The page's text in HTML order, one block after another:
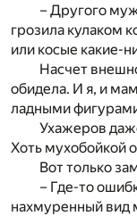
– Другого
грозила кулаком
или косые какие-
Насчет
обидела. И я, и
ладными
Ухажеров
Хоть мухобойкой
Вот только
– Где-то
нахмуренный вид